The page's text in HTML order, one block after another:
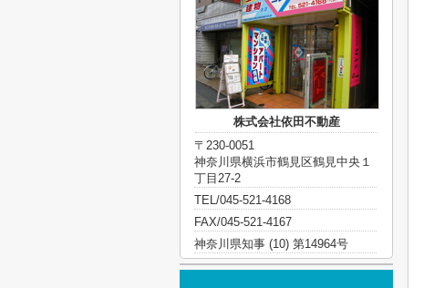
株式会社依田不動産
〒230-0051
神奈川県横浜市鶴見区鶴見中央１
丁目27-2
TEL/045-521-4168
FAX/045-521-4167
神奈川県知事 (10) 第14964号